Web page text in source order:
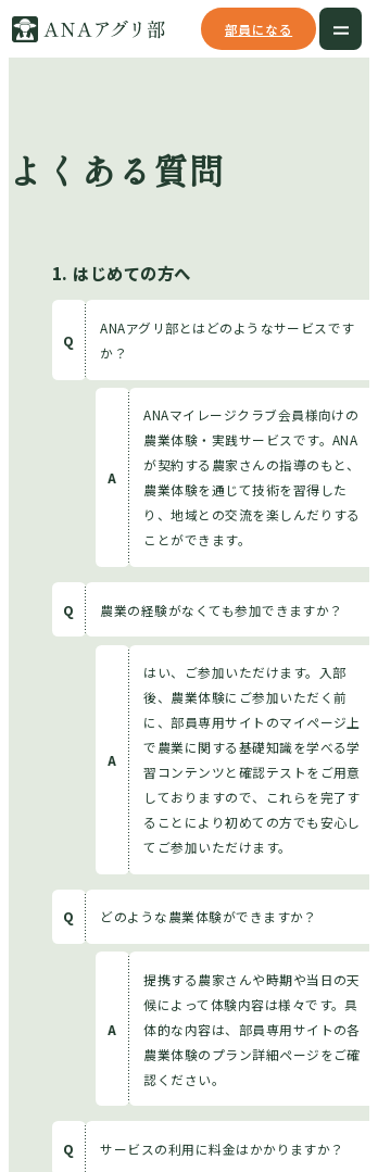
部員になる
ご参加までの流れ
多古町を知る
多古町と関わる
多古町への行き方
農家さん紹介
各種料金について
よくある質問
はじめての方へ
ANAアグリ部とはどのようなサービスです
か？
ANAマイレージクラブ会員様向けの
農業体験・実践サービスです。ANA
が契約する農家さんの指導のもと、
農業体験を通じて技術を習得した
り、地域との交流を楽しんだりする
ことができます。
農業の経験がなくても参加できますか？
はい、ご参加いただけます。入部
後、農業体験にご参加いただく前
に、部員専用サイトのマイページ上
で農業に関する基礎知識を学べる学
習コンテンツと確認テストをご用意
しておりますので、これらを完了す
ることにより初めての方でも安心し
てご参加いただけます。
どのような農業体験ができますか？
提携する農家さんや時期や当日の天
候によって体験内容は様々です。具
体的な内容は、部員専用サイトの各
農業体験のプラン詳細ページをご確
認ください。
サービスの利用に料金はかかりますか？